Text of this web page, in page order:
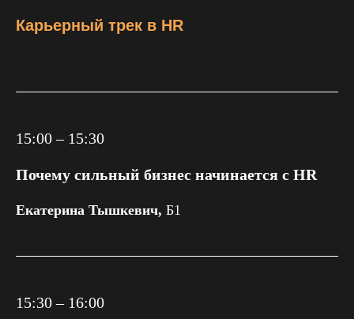
Карьерный трек в HR
15:00 – 15:30
Почему сильный бизнес начинается с HR
Екатерина Тышкевич, Б1
15:30 – 16:00